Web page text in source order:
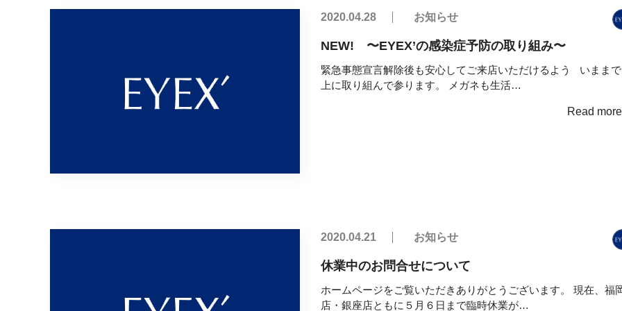
2020.04.28 お知らせ
NEW! 〜EYEX’の感染症予防の取り組み〜
緊急事態宣言解除後も安心してご来店いただけるよう いままで
上に取り組んで参ります。 メガネも生活…
Read
2020.04.21 お知らせ
休業中のお問合せについて
ホームページをご覧いただきありがとうございます。 現在、福
店・銀座店ともに５月６日まで臨時休業が…